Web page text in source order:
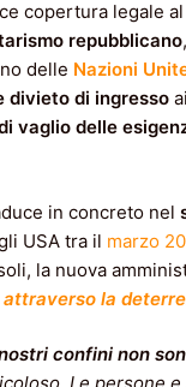
copertura legale
repubblicano
delle Nazioni
divieto di ingresso
vaglio delle
in concreto nel
USA tra il marzo
la nuova
la
confini non